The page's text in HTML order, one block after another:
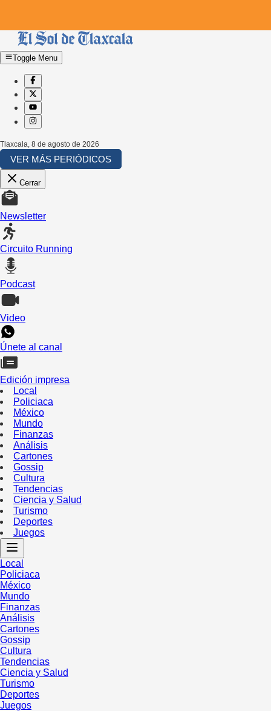
Toggle Menu
Tlaxcala 8 de agosto de 2026
VER MÁS PERIÓDICOS
Cerrar
Newsletter
Circuito Running
Podcast
Video
Únete al canal
Edición impresa
Local
Policiaca
México
Mundo
Finanzas
Análisis
Cartones
Gossip
Cultura
Tendencias
Ciencia y Salud
Turismo
Deportes
Juegos
Local
Policiaca
México
Mundo
Finanzas
Análisis
Cartones
Gossip
Cultura
Tendencias
Ciencia y Salud
Turismo
Deportes
Juegos